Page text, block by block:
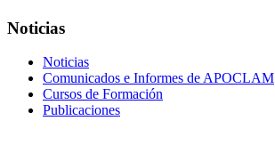
Noticias
Noticias
Comunicados e Informes de APOCLAM
Cursos de Formación
Publicaciones